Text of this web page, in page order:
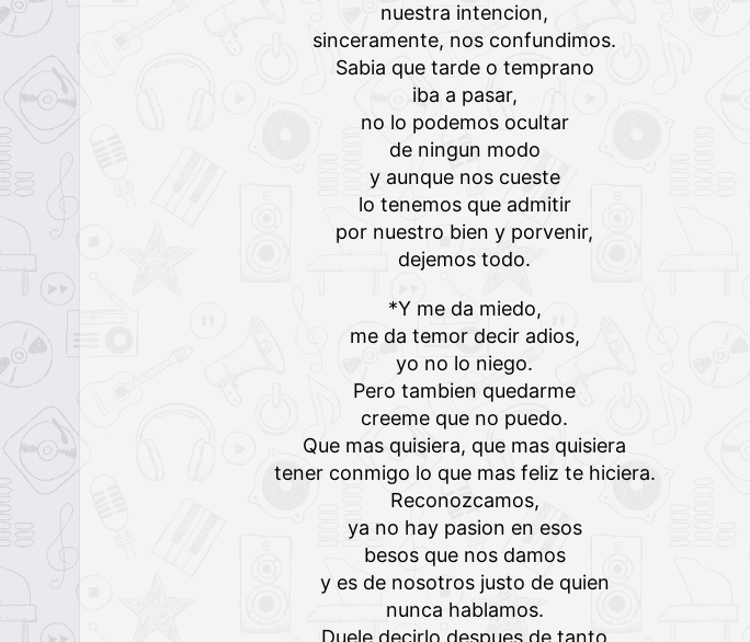
nuestra intencion,
sinceramente, nos confundimos.
Sabia que tarde o temprano
iba a pasar,
no lo podemos ocultar
de ningun modo
y aunque nos cueste
lo tenemos que admitir
por nuestro bien y porvenir,
dejemos todo.
*Y me da miedo,
me da temor decir adios,
yo no lo niego.
Pero tambien quedarme
creeme que no puedo.
Que mas quisiera, que mas quisiera
tener conmigo lo que mas feliz te hiciera.
Reconozcamos,
ya no hay pasion en esos
besos que nos damos
y es de nosotros justo de quien
nunca hablamos.
Duele decirlo despues de tanto